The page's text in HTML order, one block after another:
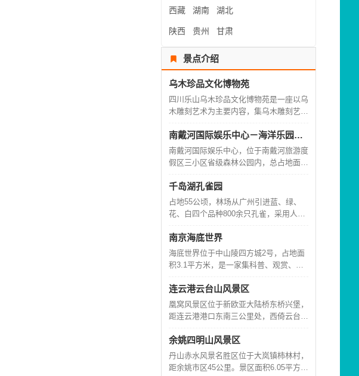
西藏
湖南 湖北
陕西 贵州 甘肃
景点介绍
乌木珍品文化博物苑
四川乐山乌木珍品文化博物苑是一座以乌
木雕刻艺术为主要内容，集乌木雕刻艺术
馆。
南戴河国际娱乐中心－海洋乐园－海上乐园－仙螺岛
南戴河国际娱乐中心，位于南戴河旅游度
假区三小区省级森林公园内，总占地面积
滩、山丘、森林等自然资源，集休闲、娱
乐、观光、健身于一体，内涵颇为丰富之
滨海旅游景区。
千岛湖孔雀园
占地55公顷，林场从广州引进蓝、绿、
花、白四个品种800余只孔雀，采用人工
游双重功能的景点。园中建有神鸟路、逗
鱼池、鸟王广尝朱雀廊、孔雀大观园、栈
道等游览项目。园中林木葱郁，修篁流
态环境。游客至此，可亲手喂孔雀，与孔
南京海底世界
海底世界位于中山陵四方城2号，占地面
积3.1平方米，是一家集科普、观赏、娱
型的主建筑与中山陵景区融为一体，深蓝
色的瓦顶让游人联想到仙境之处那生气盎
然的海底世界。主建筑分为四层：水族
有近200种、10000多只海洋生物，主要
连云港云台山风景区
凰窝风景区位于新欧亚大陆桥东桥兴堡，
距连云港港口东南三公里处，西倚云台山
山，一面向海，是国家级森林公园和自然
生态风景区。宽阔的连高海滨公路贯穿景
区，与田湾核电站及310国道贯通，每天
余姚四明山风景区
丹山赤水风景名胜区位于大岚镇柿林村，
距余姚市区45公里。景区面积6.05平方公